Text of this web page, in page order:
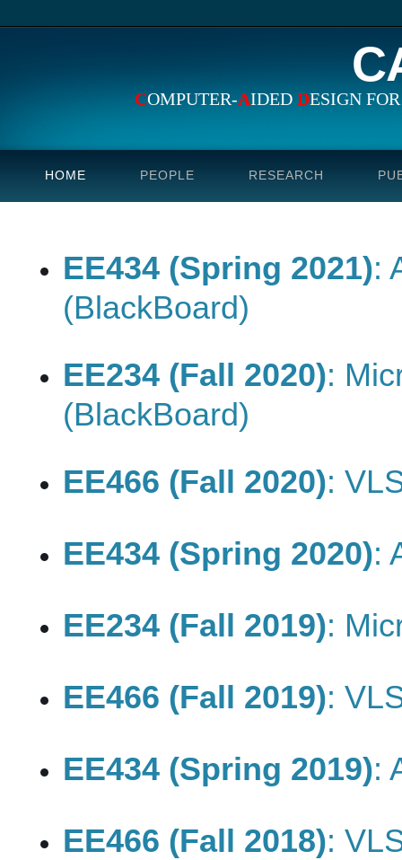
COMPUTER-AIDED DESIGN
HOME PEOPLE RESEARCH
EE434 (Spring 2021):
(BlackBoard)
EE234 (Fall 2020):
(BlackBoard)
EE466 (Fall 2020):
EE434 (Spring 2020):
EE234 (Fall 2019):
EE466 (Fall 2019):
EE434 (Spring 2019):
EE466 (Fall 2018):